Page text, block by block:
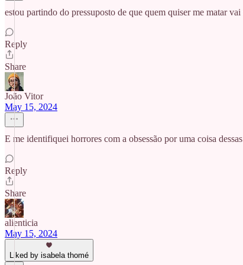
estou partindo do pressuposto de que quem quiser me matar
Reply
Share
João Vitor
May 15, 2024
E me identifiquei horrores com a obsessão por uma coisa dessas
Reply
Share
alienticia
May 15, 2024
Liked by isabela thomé